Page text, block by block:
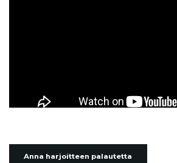
Anna harjoitteen palautetta